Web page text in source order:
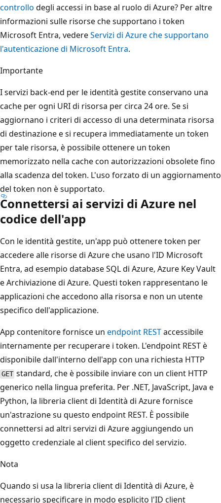
controllo degli accessi in base al ruolo di Azure? Per altre
informazioni sulle risorse che supportano i token
Microsoft Entra, vedereServizi di Azure che supportano
l'autenticazione di Microsoft Entra.
Importante
I servizi back-end per le identità gestite conservano una
cache per ogni URI di risorsa per circa 24 ore. Se si
aggiornano i criteri di accesso di una determinata risorsa
di destinazione e si recupera immediatamente un token
per tale risorsa, è possibile ottenere un token
memorizzato nella cache con autorizzazioni obsolete fino
alla scadenza del token. L'uso forzato di un aggiornamento
del token non è supportato.
Connettersi ai servizi di Azure nel
codice dell'app
Con le identità gestite, un'app può ottenere token per
accedere alle risorse di Azure che usano l'ID Microsoft
Entra, ad esempio database SQL di Azure, Azure Key Vault
e Archiviazione di Azure. Questi token rappresentano le
applicazioni che accedono alla risorsa e non un utente
specifico dell'applicazione.
App contenitore fornisce un endpoint RESTaccessibile
internamente per recuperare i token. L'endpoint REST è
disponibile dall'interno dell'app con una richiesta HTTP
GET standard, che è possibile inviare con un client HTTP
generico nella lingua preferita. Per .NET, JavaScript, Java e
Python, la libreria client di Identità di Azure fornisce
un'astrazione su questo endpoint REST. È possibile
connettersi ad altri servizi di Azure aggiungendo un
oggetto credenziale al client specifico del servizio.
Nota
Quando si usa la libreria client di Identità di Azure, è
necessario specificare in modo esplicito l'ID client